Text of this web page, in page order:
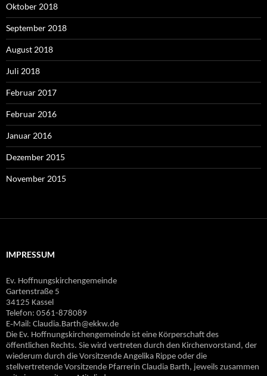
Oktober 2018
September 2018
August 2018
Juli 2018
Februar 2017
Februar 2016
Januar 2016
Dezember 2015
November 2015
IMPRESSUM
Ev. Hoffnungskirchengemeinde
Gartenstraße 5
34125 Kassel
Telefon: 0561-878089
E‐Mail: Claudia.Barth@ekkw.de
Die Ev. Hoffnungskirchengemeinde ist eine Körperschaft des
öffentlichen Rechts. Sie wird vertreten durch den Kirchenvorstand, der
wiederum durch die Vorsitzende Angelika Rippe oder die
stellvertretende Vorsitzende Pfarrerin Claudia Barth, jeweils zusammen